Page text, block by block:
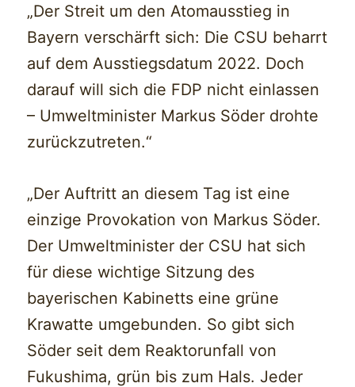
„Der Streit um den Atomausstieg in
Bayern verschärft sich: Die CSU beharrt
auf dem Ausstiegsdatum 2022. Doch
darauf will sich die FDP nicht einlassen
– Umweltminister Markus Söder drohte
zurückzutreten.“
„Der Auftritt an diesem Tag ist eine
einzige Provokation von Markus Söder.
Der Umweltminister der CSU hat sich
für diese wichtige Sitzung des
bayerischen Kabinetts eine grüne
Krawatte umgebunden. So gibt sich
Söder seit dem Reaktorunfall von
Fukushima, grün bis zum Hals. Jeder